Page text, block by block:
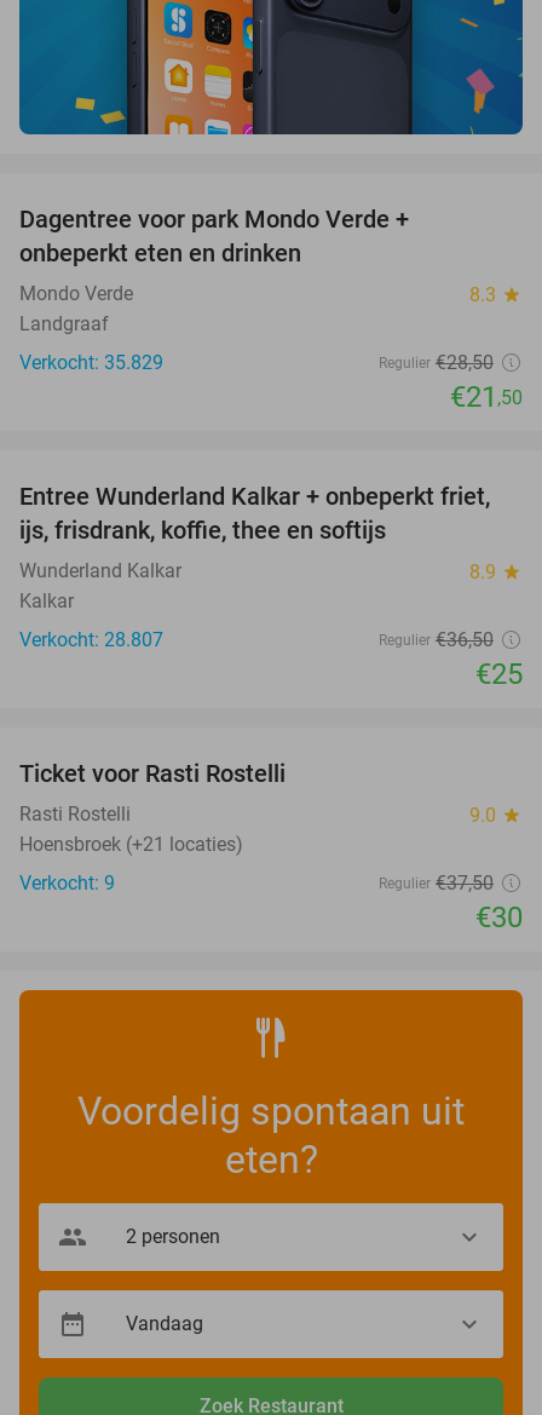
Dagentree voor park Mondo Verde +
onbeperkt eten en drinken
Mondo Verde 8.3 star
Landgraaf
Verkocht: 35.829
Regulier €28,50
€21 ,50
32%
Entree Wunderland Kalkar + onbeperkt friet,
ijs, frisdrank, koffie, thee en softijs
Wunderland Kalkar 8.9 star
Kalkar
Verkocht: 28.807
Regulier €36,50
€25
TODAY
Ticket voor Rasti Rostelli
Rasti Rostelli 9.0 star
Hoensbroek (+21 locaties)
Verkocht: 9
Regulier €37,50
€30
Voordelig spontaan uit
eten?
Zoek Restaurant